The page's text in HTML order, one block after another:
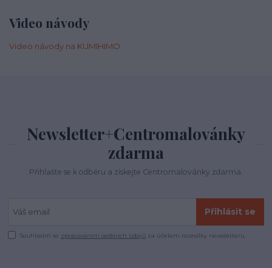
Video návody
Video návody na KUMIHIMO
Newsletter+Centromalovánky
zdarma
Přihlašte se k odběru a získejte Centromalovánky zdarma.
Přihlásit se
Souhlasím se zpracováním osobních údajů za účelem rozesílky newsletteru.